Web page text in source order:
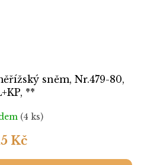
sněm, Nr.479-80,
**
(4 ks)
Kč